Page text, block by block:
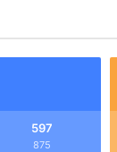
597
875